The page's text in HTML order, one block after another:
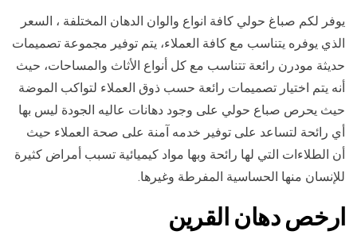
يوفر لكم صباغ حولي كافة انواع والوان الدهان المختلفة ، السعر
الذي يوفره يتناسب مع كافة العملاء، يتم توفير مجموعة تصميمات
حديثة مودرن رائعة تتناسب مع كل أنواع الأثاث والمساحات، حيث
أنه يتم اختيار تصميمات رائعة حسب ذوق العملاء لتواكب الموضة
حيث يحرص صباع حولي على وجود دهانات عاليه الجودة ليس بها
أي رائحة لتساعد على توفير خدمه آمنة على صحة العملاء حيث
أن الطلاءات التي لها رائحة وبها مواد كيميائية تسبب أمراض كثيرة
للإنسان منها الحساسية المفرطة وغيرها.
ارخصدهان القرين